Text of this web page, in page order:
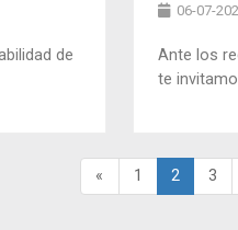
de
06-07-
Ante los
te
« 1 2 3